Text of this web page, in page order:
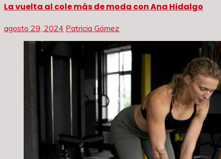
La vuelta al cole más de moda con Ana Hidalgo
agosto 29, 2024 Patricia Gómez